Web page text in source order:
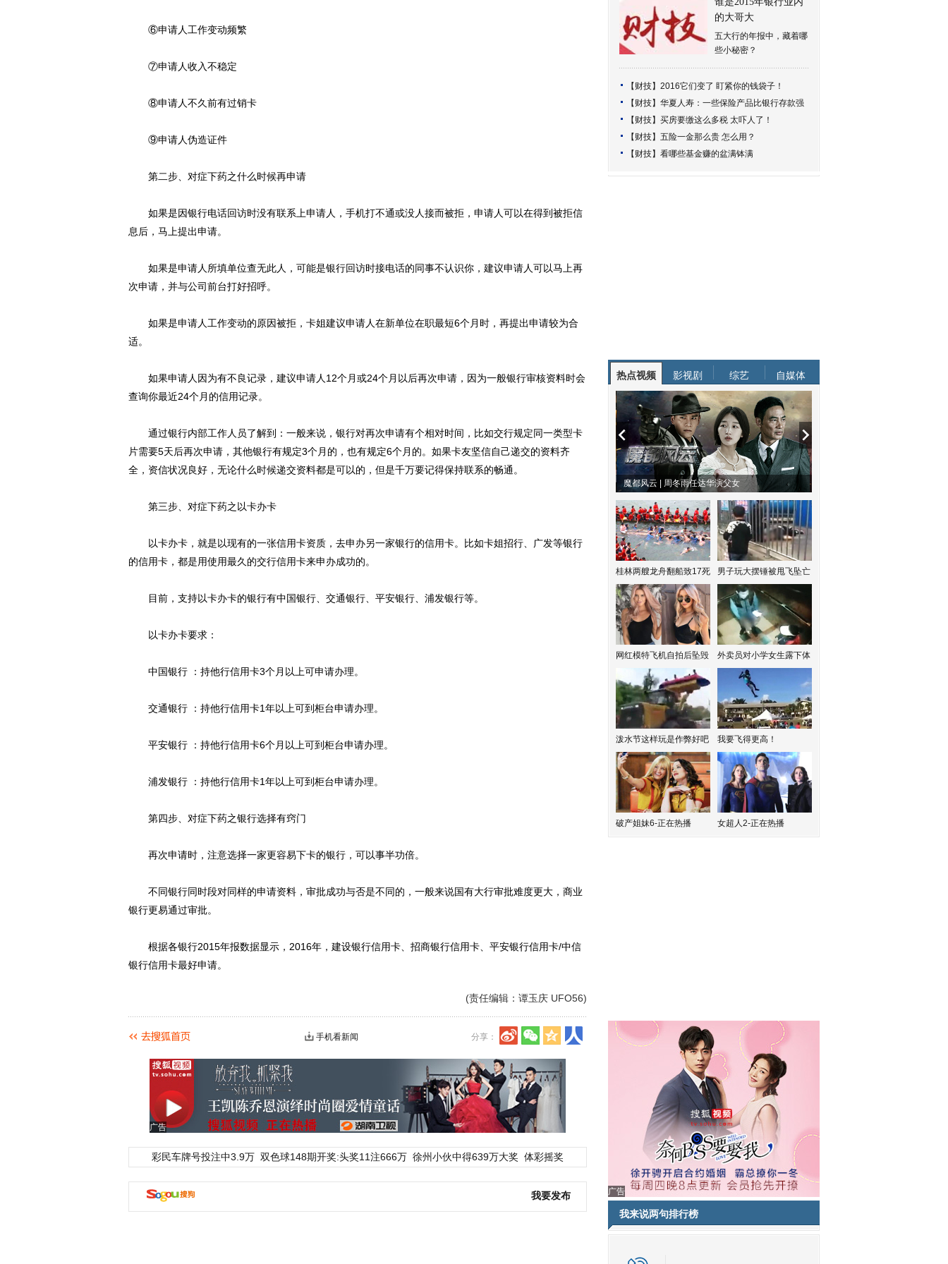
⑥申请人工作变动频繁
⑦申请人收入不稳定
⑧申请人不久前有过销卡
⑨申请人伪造证件
第二步、对症下药之什么时候再申请
如果是因银行电话回访时没有联系上申请人，手机打不通或没人接而被拒，申请人可以在得到被拒信
息后，马上提出申请。
如果是申请人所填单位查无此人，可能是银行回访时接电话的同事不认识你，建议申请人可以马上再
次申请，并与公司前台打好招呼。
如果是申请人工作变动的原因被拒，卡姐建议申请人在新单位在职最短6个月时，再提出申请较为合
适。
如果申请人因为有不良记录，建议申请人12个月或24个月以后再次申请，因为一般银行审核资料时会
查询你最近24个月的信用记录。
通过银行内部工作人员了解到：一般来说，银行对再次申请有个相对时间，比如交行规定同一类型卡
片需要5天后再次申请，其他银行有规定3个月的，也有规定6个月的。如果卡友坚信自己递交的资料齐
全，资信状况良好，无论什么时候递交资料都是可以的，但是千万要记得保持联系的畅通。
第三步、对症下药之以卡办卡
以卡办卡，就是以现有的一张信用卡资质，去申办另一家银行的信用卡。比如卡姐招行、广发等银行
的信用卡，都是用使用最久的交行信用卡来申办成功的。
目前，支持以卡办卡的银行有中国银行、交通银行、平安银行、浦发银行等。
以卡办卡要求：
中国银行 ：持他行信用卡3个月以上可申请办理。
交通银行 ：持他行信用卡1年以上可到柜台申请办理。
平安银行 ：持他行信用卡6个月以上可到柜台申请办理。
浦发银行 ：持他行信用卡1年以上可到柜台申请办理。
第四步、对症下药之银行选择有窍门
再次申请时，注意选择一家更容易下卡的银行，可以事半功倍。
不同银行同时段对同样的申请资料，审批成功与否是不同的，一般来说国有大行审批难度更大，商业
银行更易通过审批。
根据各银行2015年报数据显示，2016年，建设银行信用卡、招商银行信用卡、平安银行信用卡/中信
银行信用卡最好申请。
(责任编辑：谭玉庆 UFO56)
分享：
手机看新闻
广告
彩民车牌号投注中3.9万 双色球148期开奖:头奖11注666万 徐州小伙中得639万大奖 体彩摇奖
我要发布
的大哥大
五大行的年报中，藏着哪
些小秘密？
【财技】 2016它们变了 盯紧你的钱袋子！
【财技】 华夏人寿：一些保险产品比银行存款强
【财技】 买房要缴这么多税 太吓人了！
【财技】 五险一金那么贵 怎么用？
【财技】 看哪些基金赚的盆满钵满
热点视频 影视剧 综艺 自媒体
动物系恋人啊 | 钟欣潼体验爱情哲学
桂林两艘龙舟翻船致17死 男子玩大摆锤被甩飞坠亡
网红模特飞机自拍后坠毁 外卖员对小学女生露下体
泼水节这样玩是作弊好吧 我要飞得更高！
破产姐妹6-正在热播 女超人2-正在热播
广告
我来说两句排行榜